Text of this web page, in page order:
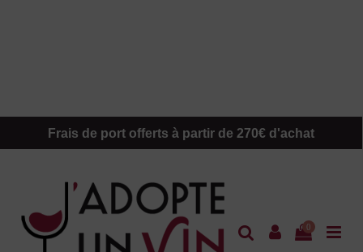
Frais de port offerts à partir de 270€ d'achat
0